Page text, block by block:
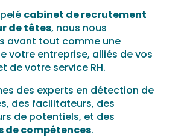
cabinet de recrutement
de têtes, nous nous
avant tout comme une
votre entreprise, alliés de vos
de votre service RH.
des experts en détection de
des facilitateurs, des
de potentiels, et des
de compétences.